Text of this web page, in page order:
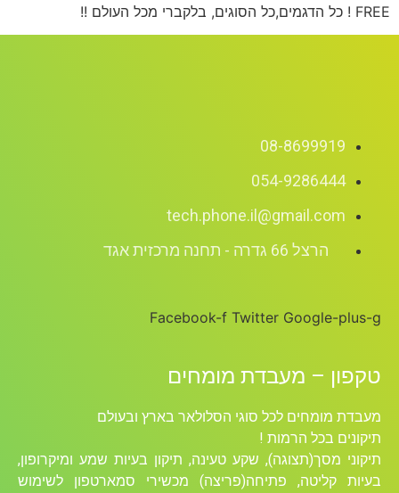
FREE ! כל הדגמים,כל הסוגים, בלקברי מכל העולם !!
08-8699919
054-9286444
tech.phone.il@gmail.com
הרצל 66 גדרה - תחנה מרכזית אגד
Facebook-f Twitter Google-plus-g
טקפון – מעבדת מומחים
מעבדת מומחים לכל סוגי הסלולאר בארץ ובעולם
תיקונים בכל הרמות !
תיקוני מסך(תצוגה), שקע טעינה, תיקון בעיות שמע ומיקרופון,
בעיות קליטה, פתיחה(פריצה) מכשירי סמארטפון לשימוש